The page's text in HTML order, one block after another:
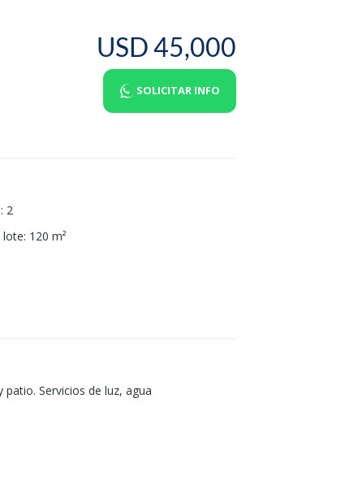
USD 45,000
SOLICITAR INFO
: 2
lote: 120 m²
Servicios de luz, agua